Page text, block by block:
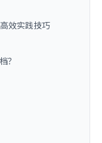
效实践技巧
？